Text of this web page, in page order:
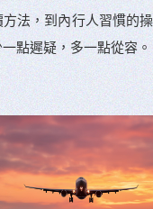
法，到內行人習慣的
點遲疑，多一點從容。